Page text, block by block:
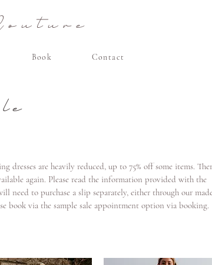
Book Contact
dresses are heavily reduced, up to 75% off some items.
again. Please read the information provided with the
need to purchase a slip separately, either through our
book via the sample sale appointment option via booking.